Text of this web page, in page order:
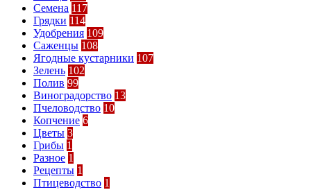
Семена 117
Грядки 114
Удобрения 109
Саженцы 108
Ягодные кустарники 107
Зелень 102
Полив 99
Виноградорство 13
Пчеловодство 10
Копчение 6
Цветы 3
Грибы 1
Разное 1
Рецепты 1
Птицеводство 1